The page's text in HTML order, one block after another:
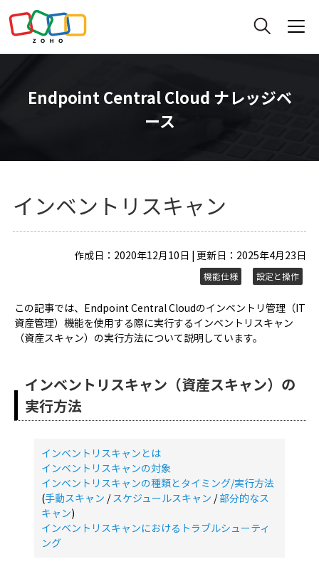
Endpoint Central Cloud ナレッジベ
ース
インベントリスキャン
作成日：2020年12月10日 | 更新日：2025年4月23日
機能仕様 設定と操作
この記事では、Endpoint Central Cloudのインベントリ管理（IT
資産管理）機能を使用する際に実行するインベントリスキャン
（資産スキャン）の実行方法について説明しています。
インベントリスキャン（資産スキャン）の
実行方法
インベントリスキャンとは
インベントリスキャンの対象
インベントリスキャンの種類とタイミング/実行方法
(手動スキャン /スケジュールスキャン /部分的なス
キャン)
インベントリスキャンにおけるトラブルシューティ
ング